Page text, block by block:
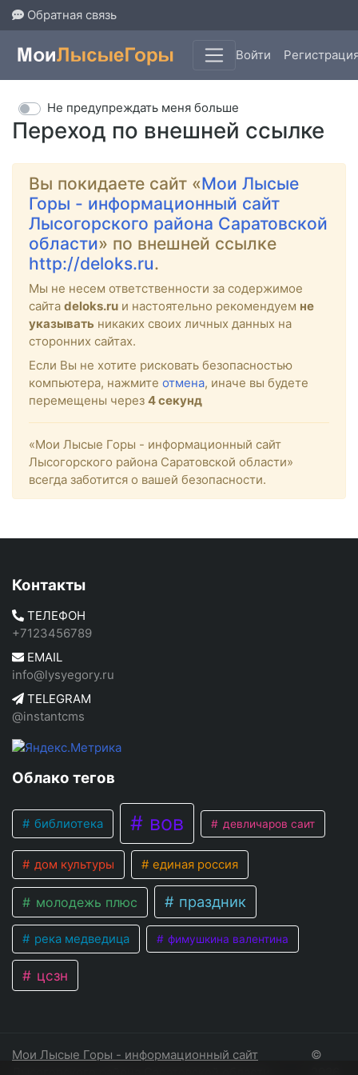
Обратная связь
Войти
Переход по внешней ссылке
Не предупреждать меня больше
Вы покидаете сайт «Мои Лысые
Горы - информационный сайт
Лысогорского района Саратовской
области» по внешней ссылке
http://deloks.ru.
Мы не несем ответственности за содержимое
сайта deloks.ru и настоятельно рекомендуем не
указывать никаких своих личных данных на
сторонних сайтах.
Если Вы не хотите рисковать безопасностью
компьютера, нажмите отмена, иначе вы будете
перемещены через 4секунд
«Мои Лысые Горы - информационный сайт
Лысогорского района Саратовской области»
всегда заботится о вашей безопасности.
Контакты
ТЕЛЕФОН
+7123456789
EMAIL
info@lysyegory.ru
TELEGRAM
@instantcms
Облако тегов
библиотека вов девличаров саит
дом культуры единая россия
молодежь плюс праздник
река медведица фимушкина валентина
цсзн
Мои Лысые Горы - информационный сайт
©